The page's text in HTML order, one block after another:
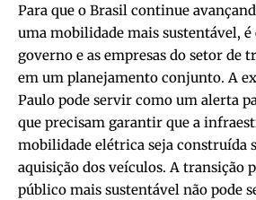
Para que o Brasil continue
uma mobilidade mais sustentável, é
governo e as empresas do setor de
em um planejamento conjunto. A
Paulo pode servir como um alerta
que precisam garantir que a
mobilidade elétrica seja construída
aquisição dos veículos. A transição
público mais sustentável não pode